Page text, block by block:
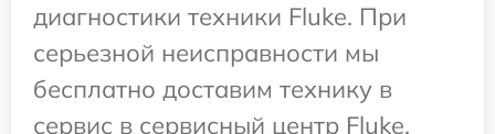
диагностики техники Fluke. При
серьезной неисправности мы
бесплатно доставим технику в
сервис в сервисный центр Fluke.